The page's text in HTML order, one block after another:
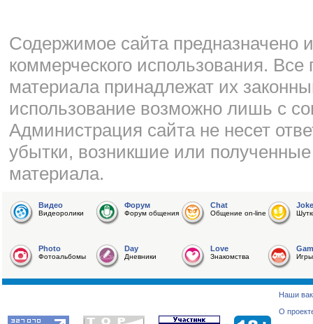
Cодержимое сайта предназначено
коммерческого использования.
материала принадлежат их
использование возможно лишь с
Администрация сайта не несет
убытки, возникшие или
материала.
Видео
Видеоролики
Форум
Форум общения
Chat
Общение on-line
Joke
Photo
Фотоальбомы
Day
Дневники
Love
Знакомства Игры
Наши
О